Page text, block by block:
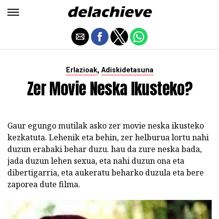
Erlazioak, Adiskidetasuna
Zer Movie Neska Ikusteko?
Gaur egungo mutilak asko zer movie neska ikusteko
kezkatuta. Lehenik eta behin, zer helburua lortu nahi
duzun erabaki behar duzu. hau da zure neska bada,
jada duzun lehen sexua, eta nahi duzun ona eta
dibertigarria, eta aukeratu beharko duzula eta bere
zaporea dute filma.